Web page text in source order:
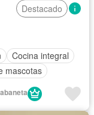
Destacado
Cocina integral
mascotas